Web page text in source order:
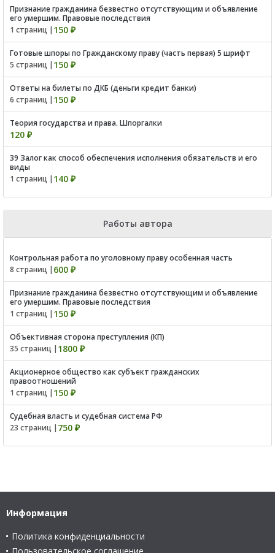
Признание гражданина безвестно отсутствующим и объявление
его умершим. Правовые последствия
1 страниц | 150 ₽
Готовые шпоры по Гражданскому праву (часть первая) 5 шрифт
5 страниц | 150 ₽
Ответы на билеты по ДКБ (деньги кредит банки)
6 страниц | 150 ₽
Теория государства и права. Шпоргалки
120 ₽
39 Залог как способ обеспечения исполнения обязательств и его
виды
1 страниц | 140 ₽
Работы автора
Контрольная работа по уголовному праву особенная часть
8 страниц | 600 ₽
Признание гражданина безвестно отсутствующим и объявление
его умершим. Правовые последствия
1 страниц | 150 ₽
Объективная сторона преступления (КП)
35 страниц | 1800 ₽
Акционерное общество как субъект гражданских
правоотношений
1 страниц | 150 ₽
Судебная власть и судебная система РФ
23 страниц | 750 ₽
Информация
Политика конфиденциальности